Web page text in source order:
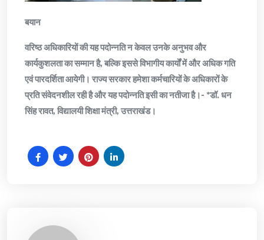
बयान
वरिष्ठ अधिकारियों की यह पदोन्नति न केवल उनके अनुभव और
कार्यकुशलता का सम्मान है, बल्कि इससे विभागीय कार्यों में और अधिक गति
एवं पारदर्शिता आयेगी। राज्य सरकार हमेशा कर्मचारियों के अधिकारों के
प्रति संवेदनशील रही है और यह पदोन्नति इसी का नतीजा है।- *डॉ. धन
सिंह रावत, विद्यालयी शिक्षा मंत्री, उत्तराखंड।